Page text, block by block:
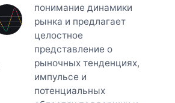
понимание динамики
рынка и предлагает
целостное
представление о
рыночных тенденциях,
импульсе и
потенциальных